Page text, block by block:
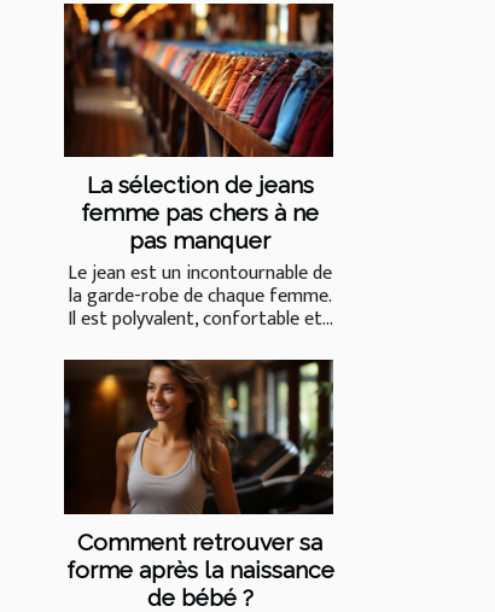
La sélection de jeans
femme pas chers à ne
pas manquer
Le jean est un incontournable de
la garde-robe de chaque femme.
Il est polyvalent, confortable et...
Comment retrouver sa
forme après la naissance
de bébé ?